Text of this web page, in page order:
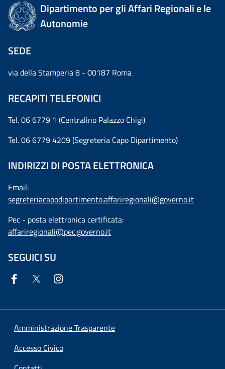
Dipartimento per gli Affari Regionali e le
Autonomie
SEDE
via della Stamperia 8 - 00187 Roma
RECAPITI TELEFONICI
Tel. 06 6779 1 (Centralino Palazzo Chigi)
Tel. 06 6779 4209 (Segreteria Capo Dipartimento)
INDIRIZZI DI POSTA ELETTRONICA
Email:
segreteriacapodipartimento.affariregionali@governo.it
Pec - posta elettronica certificata:
affariregionali@pec.governo.it
SEGUICI SU
Amministrazione Trasparente
Accesso Civico